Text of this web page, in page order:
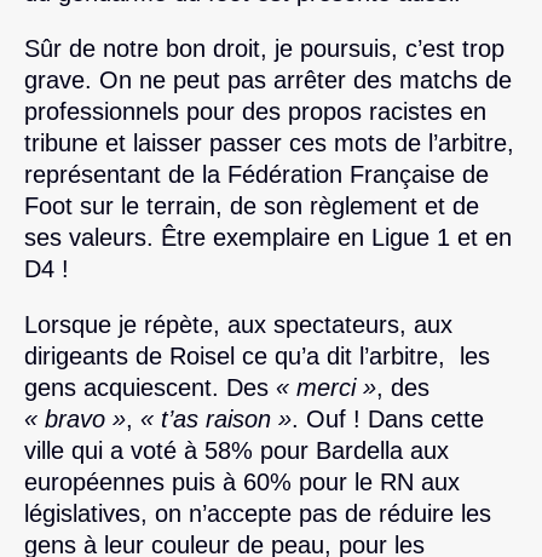
Sûr de notre bon droit, je poursuis, c’est trop
grave. On ne peut pas arrêter des matchs de
professionnels pour des propos racistes en
tribune et laisser passer ces mots de l’arbitre,
représentant de la Fédération Française de
Foot sur le terrain, de son règlement et de
ses valeurs. Être exemplaire en Ligue 1 et en
D4 !
Lorsque je répète, aux spectateurs, aux
dirigeants de Roisel ce qu’a dit l’arbitre, les
gens acquiescent. Des « merci », des
« bravo », « t’as raison ». Ouf ! Dans cette
ville qui a voté à 58% pour Bardella aux
européennes puis à 60% pour le RN aux
législatives, on n’accepte pas de réduire les
gens à leur couleur de peau, pour les